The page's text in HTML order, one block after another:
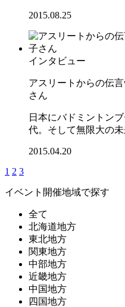
2015.08.25
インタビュー
アスリートからの伝
さん
日本にバドミントン
代。そして無限大の
2015.04.20
1 2 3
イベント開催地域で探す
全て
北海道地方
東北地方
関東地方
中部地方
近畿地方
中国地方
四国地方